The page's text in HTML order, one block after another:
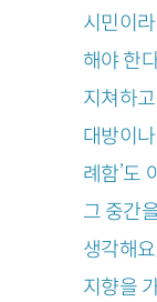
시민이
해야 한
지쳐하
대방이
례함’도
그 중간
생각해
지향을